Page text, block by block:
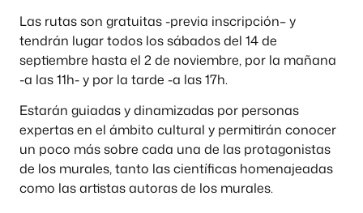
Las rutas son gratuitas -previa inscripción– y
tendrán lugar todos los sábados del 14 de
septiembre hasta el 2 de noviembre, por la mañana
-a las 11h- y por la tarde -a las 17h.
Estarán guiadas y dinamizadas por personas
expertas en el ámbito cultural y permitirán conocer
un poco más sobre cada una de las protagonistas
de los murales, tanto las científicas homenajeadas
como las artistas autoras de los murales.